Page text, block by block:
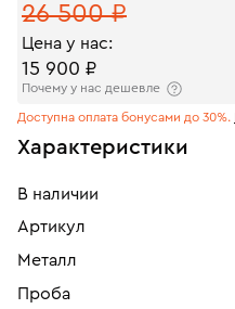
26 500 ₽
Цена у нас:
15 900 ₽
Почему у нас дешевле
Доступна оплата бонусами до 30%.
Характеристики
В наличии
Артикул
Металл
Проба